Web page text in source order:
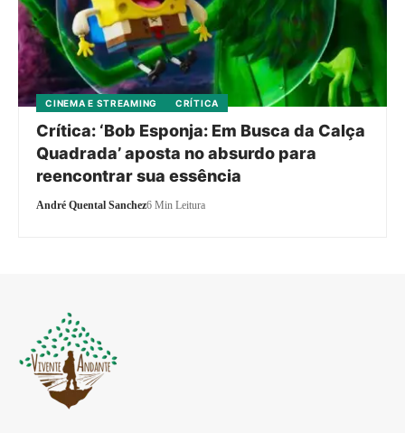
CINEMA E STREAMING CRÍTICA
Crítica: ‘Bob Esponja: Em Busca da Calça
Quadrada’ aposta no absurdo para
reencontrar sua essência
André Quental Sanchez6 Min Leitura